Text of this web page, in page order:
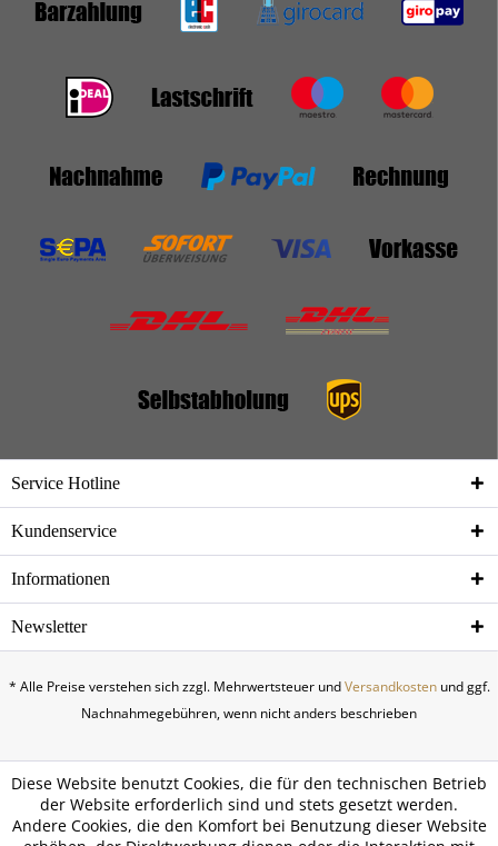
Service Hotline
Kundenservice
Informationen
Newsletter
* Alle Preise verstehen sich zzgl. Mehrwertsteuer undVersandkostenund ggf.
Nachnahmegebühren, wenn nicht anders beschrieben
Diese Website benutzt Cookies, die für den technischen Betrieb
der Website erforderlich sind und stets gesetzt werden.
Andere Cookies, die den Komfort bei Benutzung dieser Website